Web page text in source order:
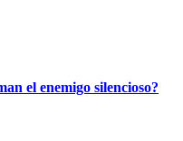
el enemigo silencioso?